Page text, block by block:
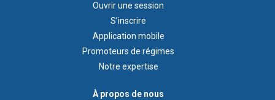
Ouvrir une session
S’inscrire
Application mobile
Promoteurs de régimes
Notre expertise
À propos de nous